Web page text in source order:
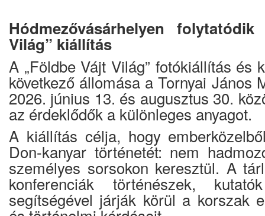
Hódmezővásárhelyen
Világ” kiállítás
A „Földbe Vájt Világ” fotókiállítás és
következő állomása a Tornyai János
2026. június 13. és augusztus 30.
az érdeklődők a különleges anyagot.
A kiállítás célja, hogy
Don-kanyar történetét: nem
személyes sorsokon keresztül. A
konferenciák történészek,
segítségével járják körül a korszak